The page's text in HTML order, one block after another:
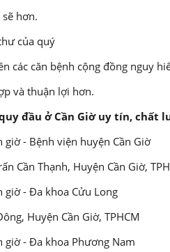
hơn.
của quý
các căn bệnh cộng đồng nguy
và thuận lợi hơn.
đầu ở Cần Giờ uy tín, chất
- Bệnh viện huyện Cần Giờ
Cần Thạnh, Huyện Cần Giờ,
giờ - Đa khoa Cửu Long
Huyện Cần Giờ, TPHCM
giờ - Đa khoa Phương Nam